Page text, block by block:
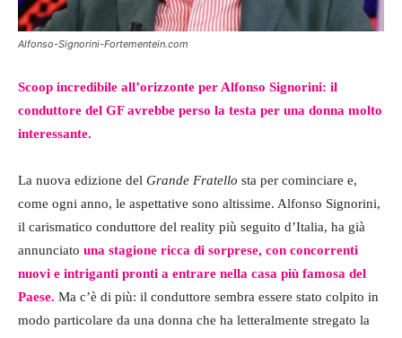
Alfonso-Signorini-Fortementein.com
Scoop incredibile all’orizzonte per Alfonso Signorini: il
conduttore del GF avrebbe perso la testa per una donna molto
interessante.
La nuova edizione del Grande Fratello sta per cominciare e,
come ogni anno, le aspettative sono altissime. Alfonso Signorini,
il carismatico conduttore del reality più seguito d’Italia, ha già
annunciato una stagione ricca di sorprese, con concorrenti
nuovi e intriganti pronti a entrare nella casa più famosa del
Paese. Ma c’è di più: il conduttore sembra essere stato colpito in
modo particolare da una donna che ha letteralmente stregato la